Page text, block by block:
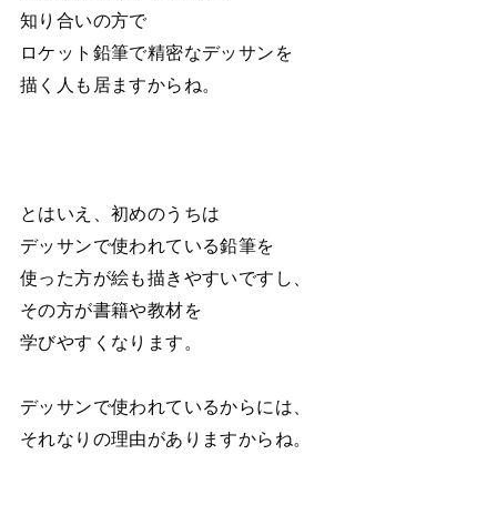
知り合いの方で
ロケット鉛筆で精密なデッサンを
描く人も居ますからね。
とはいえ、初めのうちは
デッサンで使われている鉛筆を
使った方が絵も描きやすいですし、
その方が書籍や教材を
学びやすくなります。
デッサンで使われているからには、
それなりの理由がありますからね。